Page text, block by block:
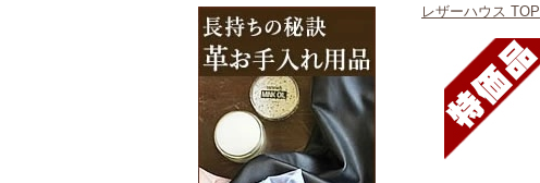
レザーハウス TOP